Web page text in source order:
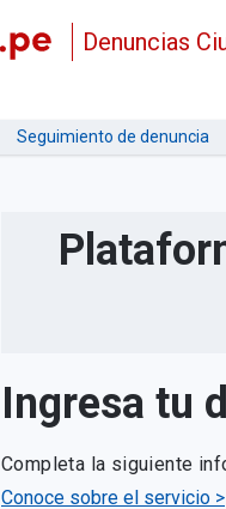
Denuncias
Seguimiento de denuncia
Ingresa tu
Completa la siguiente
Conoce sobre el servicio >